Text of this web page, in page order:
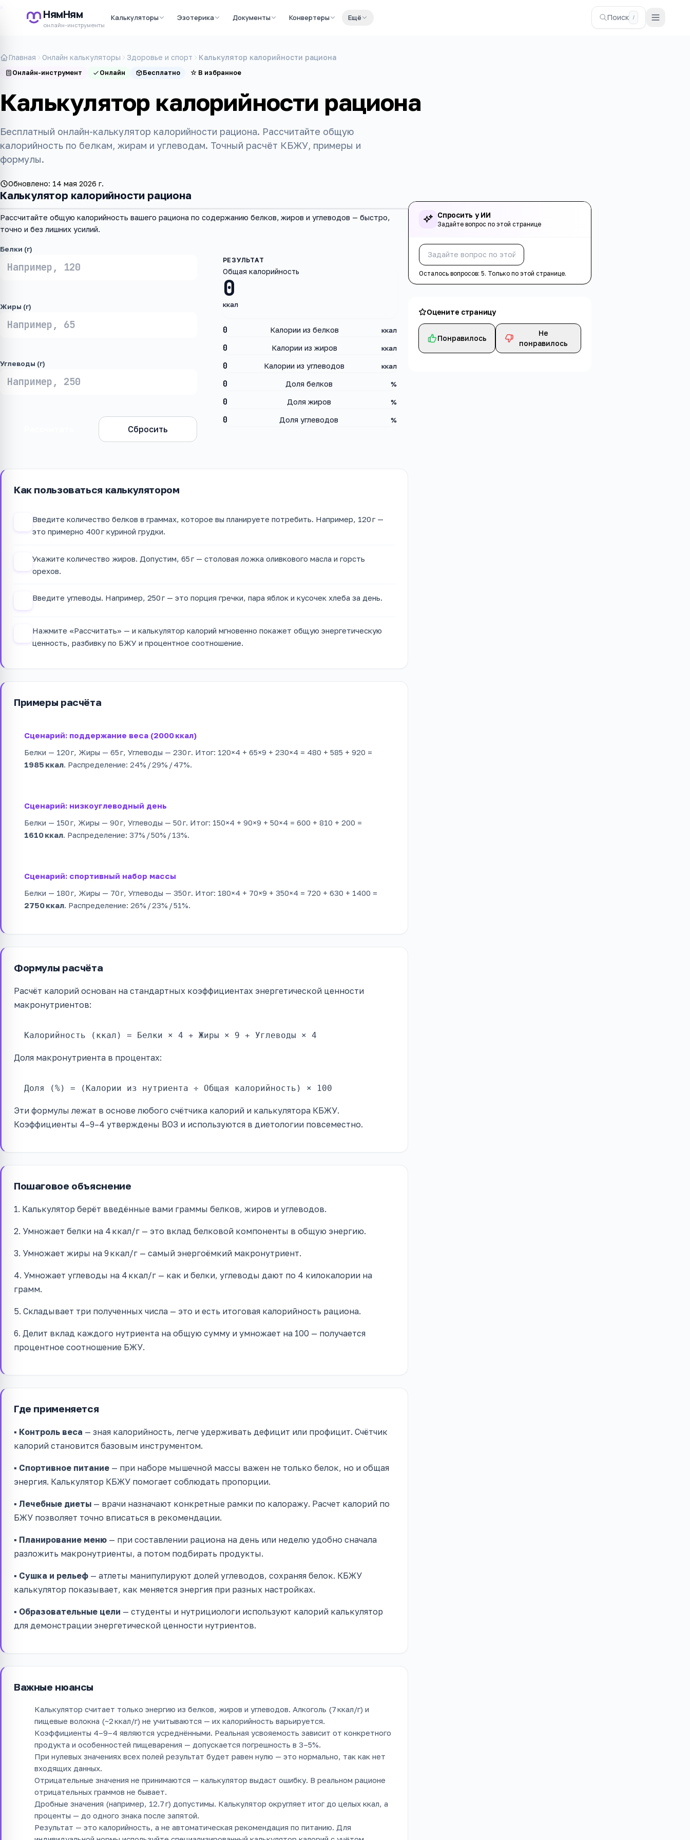
НямНям
онлайн-инструменты
Калькуляторы Эзотерика Документы Конвертеры Ещё Поиск /
Главная Онлайн калькуляторы Здоровье и спорт Калькулятор калорийности рациона
Онлайн-инструмент Онлайн Бесплатно ☆ В избранное
Калькулятор калорийности рациона
Бесплатный онлайн-калькулятор калорийности рациона. Рассчитайте общую
калорийность по белкам, жирам и углеводам. Точный расчёт КБЖУ, примеры и
формулы.
Обновлено: 14 мая 2026 г.
Калькулятор калорийности рациона
Рассчитайте общую калорийность вашего рациона по содержанию белков, жиров и углеводов — быстро,
точно и без лишних усилий.
Белки (г)
Жиры (г)
Углеводы (г)
Сбросить
0
Общая калорийность
ккал
0 Калории из белков ккал
0 Калории из жиров ккал
0 Калории из углеводов ккал
0 Доля белков %
0 Доля жиров %
0 Доля углеводов %
Как пользоваться калькулятором
Введите количество белков в граммах, которое вы планируете потребить. Например, 120 г —
это примерно 400 г куриной грудки.
Укажите количество жиров. Допустим, 65 г — столовая ложка оливкового масла и горсть
орехов.
Введите углеводы. Например, 250 г — это порция гречки, пара яблок и кусочек хлеба за день.
Нажмите «Рассчитать» — и калькулятор калорий мгновенно покажет общую энергетическую
ценность, разбивку по БЖУ и процентное соотношение.
Примеры расчёта
Сценарий: поддержание веса (2000 ккал)
Белки — 120 г, Жиры — 65 г, Углеводы — 230 г. Итог: 120×4 + 65×9 + 230×4 = 480 + 585 + 920 =
1985 ккал . Распределение: 24% / 29% / 47%.
Сценарий: низкоуглеводный день
Белки — 150 г, Жиры — 90 г, Углеводы — 50 г. Итог: 150×4 + 90×9 + 50×4 = 600 + 810 + 200 =
1610 ккал . Распределение: 37% / 50% / 13%.
Сценарий: спортивный набор массы
Белки — 180 г, Жиры — 70 г, Углеводы — 350 г. Итог: 180×4 + 70×9 + 350×4 = 720 + 630 + 1400 =
2750 ккал . Распределение: 26% / 23% / 51%.
Формулы расчёта
Расчёт калорий основан на стандартных коэффициентах энергетической ценности
макронутриентов:
Калорийность (ккал) = Белки × 4 + Жиры × 9 + Углеводы × 4
Доля макронутриента в процентах:
Доля (%) = (Калории из нутриента ÷ Общая калорийность) × 100
Эти формулы лежат в основе любого счётчика калорий и калькулятора КБЖУ.
Коэффициенты 4–9–4 утверждены ВОЗ и используются в диетологии повсеместно.
Пошаговое объяснение
1. Калькулятор берёт введённые вами граммы белков, жиров и углеводов.
2. Умножает белки на 4 ккал/г — это вклад белковой компоненты в общую энергию.
3. Умножает жиры на 9 ккал/г — самый энергоёмкий макронутриент.
4. Умножает углеводы на 4 ккал/г — как и белки, углеводы дают по 4 килокалории на
грамм.
5. Складывает три полученных числа — это и есть итоговая калорийность рациона.
6. Делит вклад каждого нутриента на общую сумму и умножает на 100 — получается
процентное соотношение БЖУ.
Где применяется
▪️ Контроль веса — зная калорийность, легче удерживать дефицит или профицит. Счётчик
калорий становится базовым инструментом.
▪️ Спортивное питание — при наборе мышечной массы важен не только белок, но и общая
энергия. Калькулятор КБЖУ помогает соблюдать пропорции.
▪️ Лечебные диеты — врачи назначают конкретные рамки по калоражу. Расчет калорий по
БЖУ позволяет точно вписаться в рекомендации.
▪️ Планирование меню — при составлении рациона на день или неделю удобно сначала
разложить макронутриенты, а потом подбирать продукты.
▪️ Сушка и рельеф — атлеты манипулируют долей углеводов, сохраняя белок. КБЖУ
калькулятор показывает, как меняется энергия при разных настройках.
▪️ Образовательные цели — студенты и нутрициологи используют калорий калькулятор
для демонстрации энергетической ценности нутриентов.
Важные нюансы
Калькулятор считает только энергию из белков, жиров и углеводов. Алкоголь (7 ккал/г) и
пищевые волокна (~2 ккал/г) не учитываются — их калорийность варьируется.
Коэффициенты 4–9–4 являются усреднёнными. Реальная усвояемость зависит от конкретного
продукта и особенностей пищеварения — допускается погрешность в 3–5%.
При нулевых значениях всех полей результат будет равен нулю — это нормально, так как нет
входящих данных.
Отрицательные значения не принимаются — калькулятор выдаст ошибку. В реальном рационе
отрицательных граммов не бывает.
Дробные значения (например, 12.7 г) допустимы. Калькулятор округляет итог до целых ккал, а
проценты — до одного знака после запятой.
Результат — это калорийность, а не автоматическая рекомендация по питанию. Для
Спросить у ИИ
Задайте вопрос по этой странице
Осталось вопросов:5. Только по этой странице.
Оцените страницу
Понравилось
Не
понравилось